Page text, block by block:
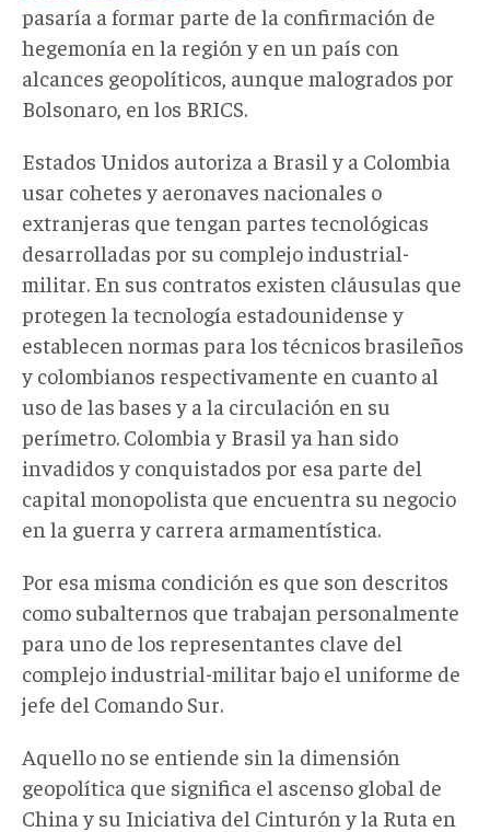
pasaría a formar parte de la confirmación de
hegemonía en la región y en un país con
alcances geopolíticos, aunque malogrados por
Bolsonaro, en los BRICS.
Estados Unidos autoriza a Brasil y a Colombia
usar cohetes y aeronaves nacionales o
extranjeras que tengan partes tecnológicas
desarrolladas por su complejo industrial-
militar. En sus contratos existen cláusulas que
protegen la tecnología estadounidense y
establecen normas para los técnicos brasileños
y colombianos respectivamente en cuanto al
uso de las bases y a la circulación en su
perímetro. Colombia y Brasil ya han sido
invadidos y conquistados por esa parte del
capital monopolista que encuentra su negocio
en la guerra y carrera armamentística.
Por esa misma condición es que son descritos
como subalternos que trabajan personalmente
para uno de los representantes clave del
complejo industrial-militar bajo el uniforme de
jefe del Comando Sur.
Aquello no se entiende sin la dimensión
geopolítica que significa el ascenso global de
China y su Iniciativa del Cinturón y la Ruta en